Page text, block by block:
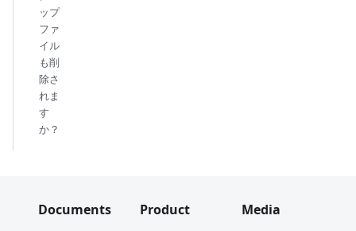
ップ
ファ
イル
も削
除さ
れま
す
か？
Documents
Product
Media